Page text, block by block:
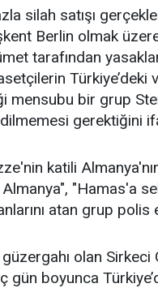
silah satışı
Berlin olmak
tarafından
Türkiye’deki
mensubu bir grup
gerektiğini
katili
"Hamas'a
atan grup polis
olan Sirkeci
boyunca